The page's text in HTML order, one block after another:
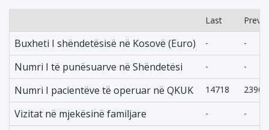
Last
Buxheti I shëndetësisë në Kosovë (Euro) - -
Numri I të punësuarve në Shëndetësi - -
Numri I pacientëve të operuar në QKUK 14718 23905
Vizitat në mjekësinë familjare - -